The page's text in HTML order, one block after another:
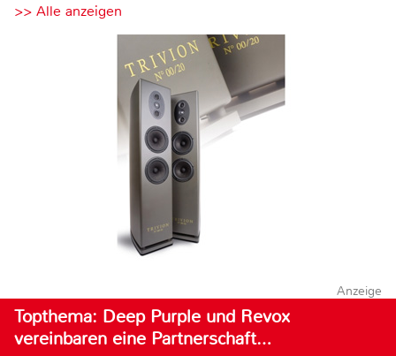
>> Alle anzeigen
Anzeige
Topthema: Deep Purple und Revox
vereinbaren eine Partnerschaft…